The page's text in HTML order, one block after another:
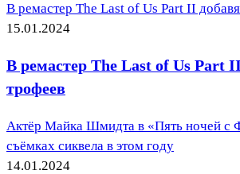
В ремастер The Last of Us Part II
15.01.2024
В ремастер The Last of Us Part
трофеев
Актёр Майка Шмидта в «Пять ночей с
съёмках сиквела в этом году
14.01.2024